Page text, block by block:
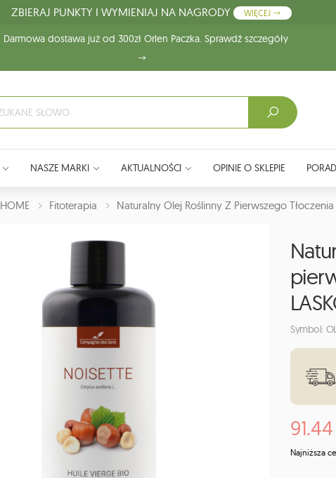
ZBIERAJ PUNKTY I WYMIENIAJ NA NAGRODY WIĘCEJ
Darmowa dostawa już od 300zł Orlen Paczka. Sprawdź szczegóły
NASZE MARKI AKTUALNOŚCI OPINIE O SKLEPIE
HOME Fitoterapia Naturalny Olej Roślinny Z Pierwszego
Symbol:
91.44
Najniższa